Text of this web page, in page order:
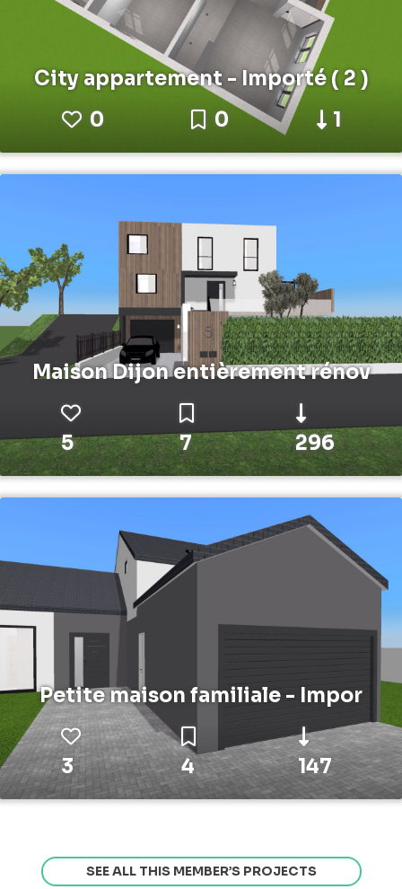
City appartement - Importé ( 2 )
0
0 1
Maison Dijon entièrement rénov
5 7 296
Petite maison familiale - Impor
3 4 147
SEE ALL THIS MEMBER’S PROJECTS